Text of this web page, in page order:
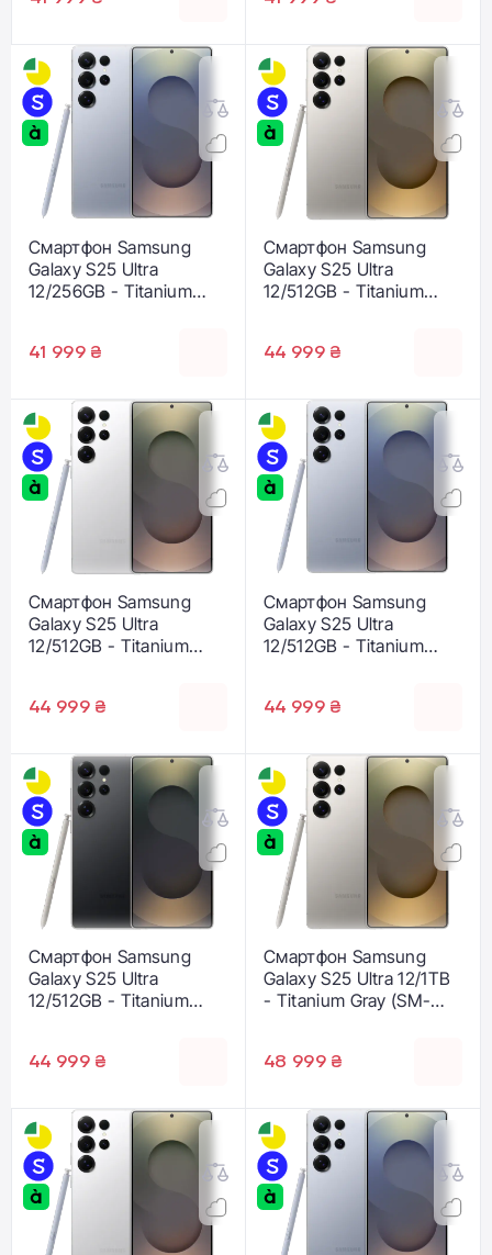
Смартфон Samsung
Galaxy S25 Ultra
12/256GB - Titanium
41 999 ₴
Смартфон Samsung
Galaxy S25 Ultra
12/512GB - Titanium
44 999 ₴
Смартфон Samsung
Galaxy S25 Ultra
12/512GB - Titanium
44 999 ₴
Смартфон Samsung
Galaxy S25 Ultra
12/512GB - Titanium
44 999 ₴
Смартфон Samsung
Galaxy S25 Ultra
12/512GB - Titanium
44 999 ₴
Смартфон Samsung
Galaxy S25 Ultra 12/1TB
- Titanium Gray (SM-
48 999 ₴